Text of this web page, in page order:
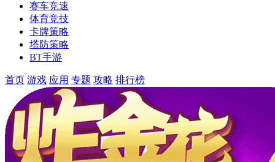
赛车竞速
体育竞技
卡牌策略
塔防策略
BT手游
首页 游戏 应用 专题 攻略 排行榜